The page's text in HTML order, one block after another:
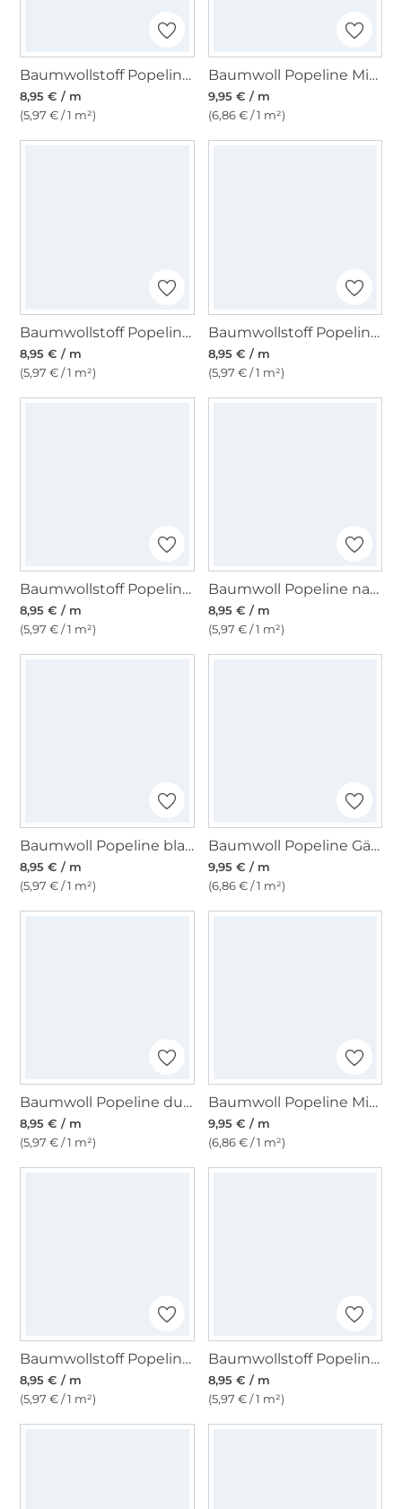
Baumwollstoff Popeline, hellblau
8,95 € / m
(5,97 € / 1 m²)
Baumwoll Popeline Mini Hearts, sand
9,95 € / m
(6,86 € / 1 m²)
Baumwollstoff Popeline jeansblau
8,95 € / m
(5,97 € / 1 m²)
Baumwollstoff Popeline lavendel
8,95 € / m
(5,97 € / 1 m²)
Baumwollstoff Popeline altrosa
8,95 € / m
(5,97 € / 1 m²)
Baumwoll Popeline natur
8,95 € / m
(5,97 € / 1 m²)
Baumwoll Popeline blau
8,95 € / m
(5,97 € / 1 m²)
Baumwoll Popeline Gänseblümchen, mint
9,95 € / m
(6,86 € / 1 m²)
Baumwoll Popeline dunkelrot
8,95 € / m
(5,97 € / 1 m²)
Baumwoll Popeline Mini Leo, sand
9,95 € / m
(6,86 € / 1 m²)
Baumwollstoff Popeline flieder
8,95 € / m
(5,97 € / 1 m²)
Baumwollstoff Popeline beere
8,95 € / m
(5,97 € / 1 m²)